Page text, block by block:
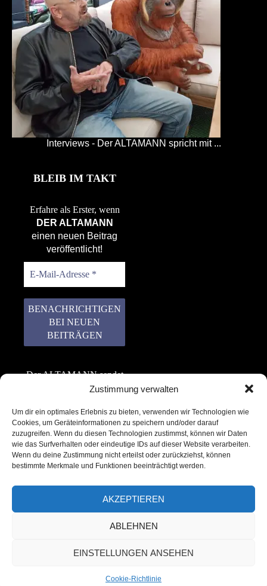
Zustimmung verwalten
Um dir ein optimales Erlebnis zu bieten, verwenden wir Technologien wie
Cookies, um Geräteinformationen zu speichern und/oder darauf
zuzugreifen. Wenn du diesen Technologien zustimmst, können wir Daten
wie das Surfverhalten oder eindeutige IDs auf dieser Website verarbeiten.
Wenn du deine Zustimmung nicht erteilst oder zurückziehst, können
bestimmte Merkmale und Funktionen beeinträchtigt werden.
AKZEPTIEREN
ABLEHNEN
EINSTELLUNGEN ANSEHEN
Cookie-Richtlinie
Interviews - Der ALTAMANN spricht mit ...
BLEIB IM TAKT
Erfahre als Erster, wenn
DER ALTAMANN
einen neuen Beitrag
veröffentlicht!
Der ALTAMANN sendet
keinen Spam! Er gibt
weiter. Erfahre mehr in
unserer
Datenschutzerklärung.
Copyright © 2022 – 2025 | ALTAMANN.com